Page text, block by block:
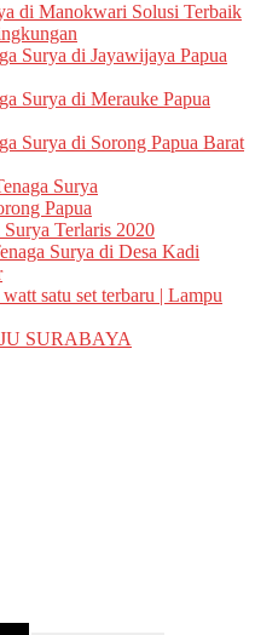
di Manokwari Solusi Terbaik
Surya di Jayawijaya Papua
Surya di Merauke Papua
Surya di Sorong Papua Barat
Surya
Papua
Terlaris 2020
Surya di Desa Kadi
satu set terbaru | Lampu
SURABAYA